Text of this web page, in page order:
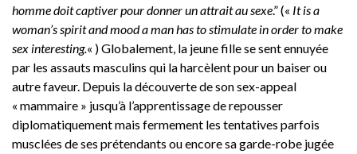
homme doit captiver pour donner un attrait au sexe.” (« It is a
woman’s spirit and mood a man has to stimulate in order to make
sex interesting.« ) Globalement, la jeune fille se sent ennuyée
par les assauts masculins qui la harcèlent pour un baiser ou
autre faveur. Depuis la découverte de son sex-appeal
« mammaire » jusqu’à l’apprentissage de repousser
diplomatiquement mais fermement les tentatives parfois
musclées de ses prétendants ou encore sa garde-robe jugée